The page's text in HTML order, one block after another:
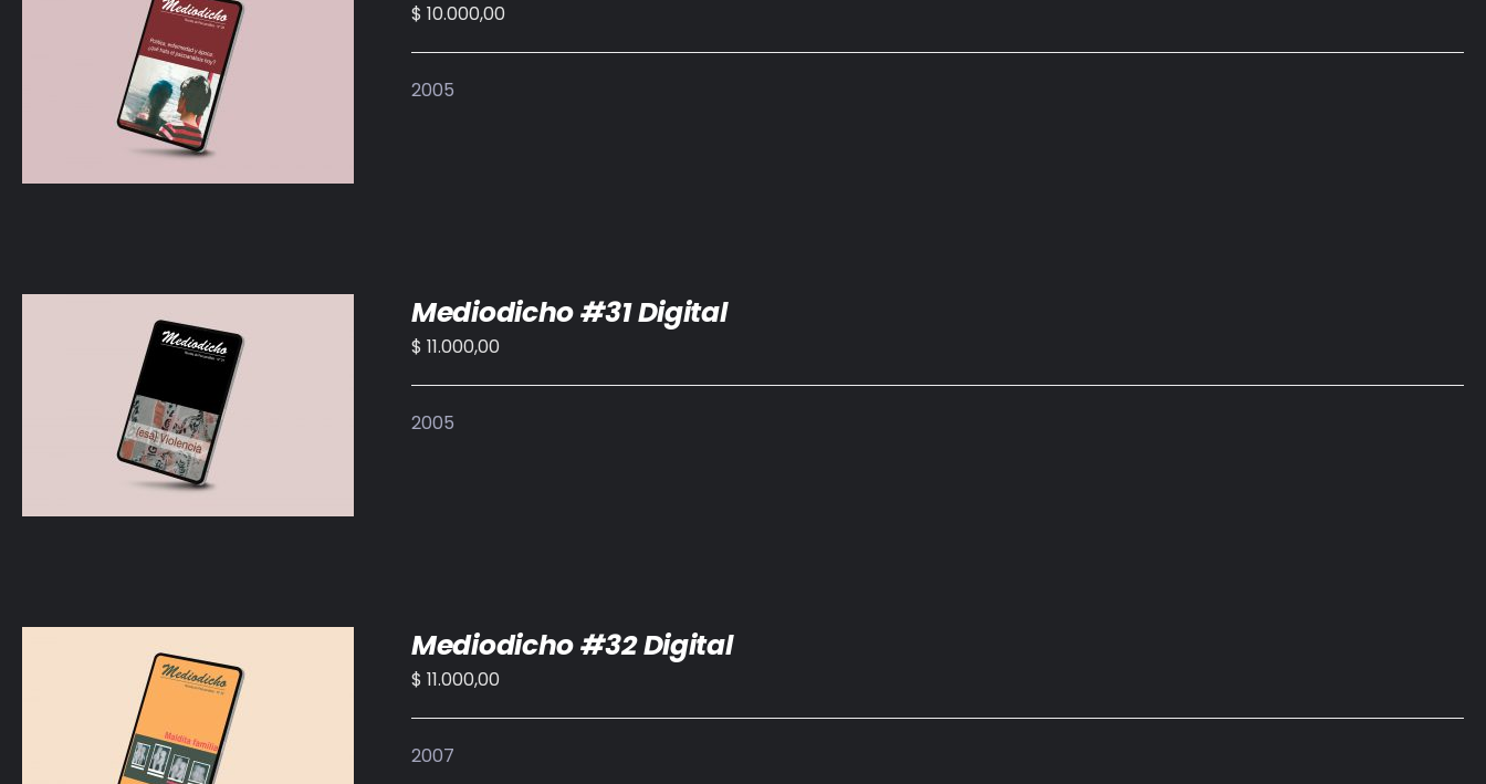
AÑADIR AL CARRITO /
$ 10.000,00
2005
AÑADIR AL CARRITO /
Mediodicho #31 Digital
$ 11.000,00
2005
AÑADIR AL CARRITO /
Mediodicho #32 Digital
$ 11.000,00
2007